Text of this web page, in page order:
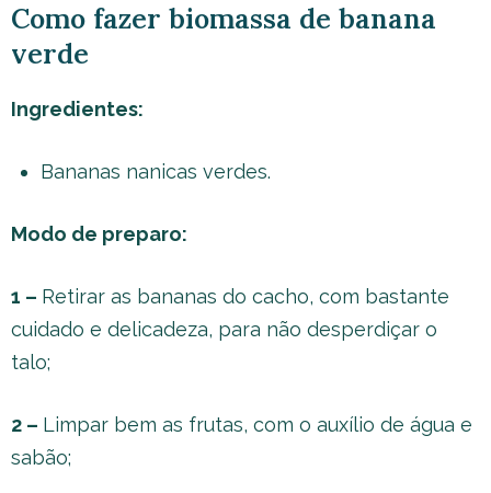
Como fazer biomassa de banana
verde
Ingredientes:
Bananas nanicas verdes.
Modo de preparo:
1 – Retirar as bananas do cacho, com bastante
cuidado e delicadeza, para não desperdiçar o
talo;
2 – Limpar bem as frutas, com o auxílio de água e
sabão;